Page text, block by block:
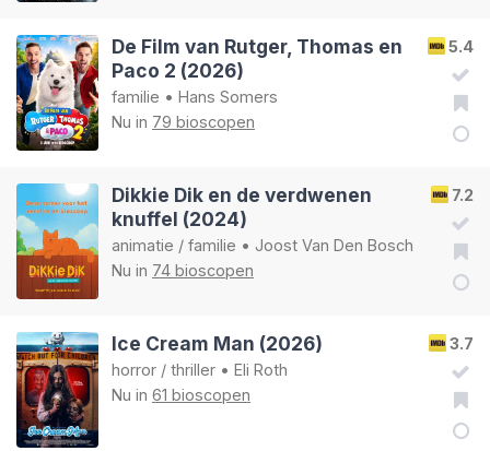
5.4
De Film van Rutger, Thomas en
Paco 2 (2026)
familie • Hans Somers
Nu in 79 bioscopen
7.2
Dikkie Dik en de verdwenen
knuffel (2024)
animatie / familie • Joost Van Den Bosch
Nu in 74 bioscopen
3.7
Ice Cream Man (2026)
horror / thriller • Eli Roth
Nu in 61 bioscopen